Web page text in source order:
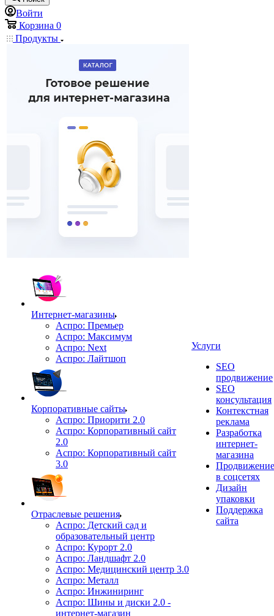
Войти
Корзина 0
Продукты
Интернет-магазины
Аспро: Премьер
Аспро: Максимум
Аспро: Next
Аспро: Лайтшоп
Корпоративные сайты
Аспро: Приорити 2.0
Аспро: Корпоративный сайт
2.0
Аспро: Корпоративный сайт
3.0
Отраслевые решения
Аспро: Детский сад и
образовательный центр
Аспро: Курорт 2.0
Аспро: Ландшафт 2.0
Аспро: Медицинский центр 3.0
Аспро: Металл
Аспро: Инжиниринг
Аспро: Шины и диски 2.0 -
интернет-магазин
Услуги
SEO
продвижение
SEO
консультация
Контекстная
реклама
Разработка
интернет-
магазина
Продвижение
в соцсетях
Дизайн
упаковки
Поддержка
сайта